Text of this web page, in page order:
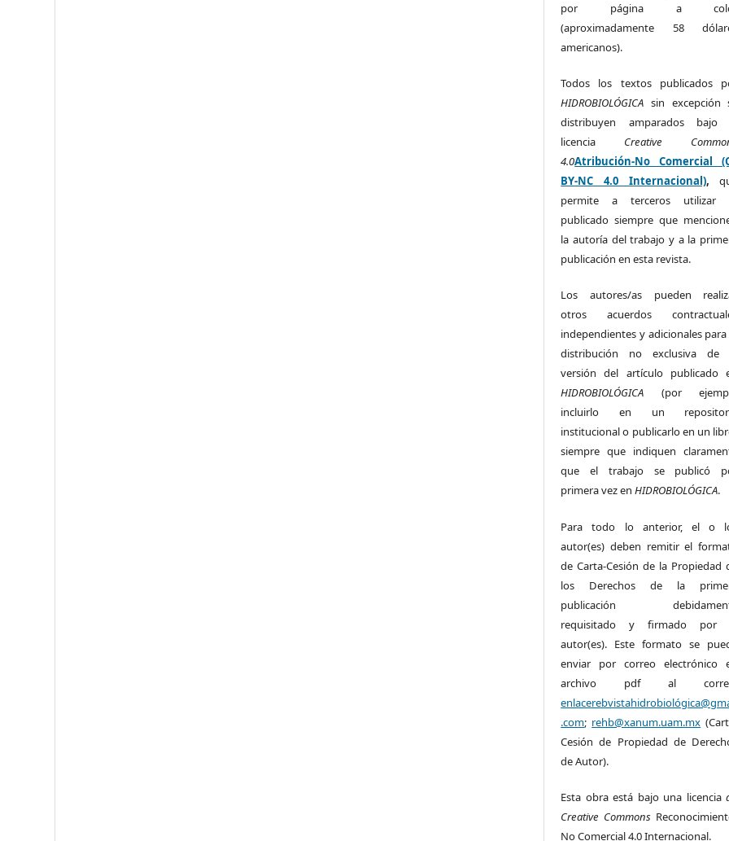
por página a
(aproximadamente 58
americanos).
Todos los textos publicados
HIDROBIOLÓGICA sin excepción
distribuyen amparados bajo
licencia Creative
4.0Atribución-No Comercial
BY-NC 4.0 Internacional),
permite a terceros utilizar
publicado siempre que
la autoría del trabajo y a la
publicación en esta revista.
Los autores/as pueden
otros acuerdos
independientes y adicionales para
distribución no exclusiva de
versión del artículo publicado
HIDROBIOLÓGICA (por
incluirlo en un
institucional o publicarlo en un
siempre que indiquen
que el trabajo se publicó
primera vez enHIDROBIOLÓGICA.
Para todo lo anterior, el o
autor(es) deben remitir el
de Carta-Cesión de la Propiedad
los Derechos de la
publicación
requisitado y firmado por
autor(es). Este formato se
enviar por correo electrónico
archivo pdf al
.com; rehb@xanum.uam.mx
Cesión de Propiedad de
de Autor).
Esta obra está bajo una licencia
Creative Commons
No Comercial 4.0 Internacional.